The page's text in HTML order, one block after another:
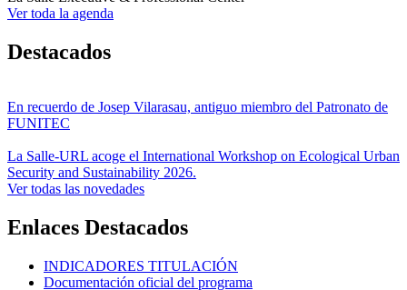
Ver toda la agenda
Destacados
En recuerdo de Josep Vilarasau, antiguo miembro del Patronato de
FUNITEC
La Salle-URL acoge el International Workshop on Ecological Urban
Security and Sustainability 2026.
Ver todas las novedades
Enlaces Destacados
INDICADORES TITULACIÓN
Documentación oficial del programa